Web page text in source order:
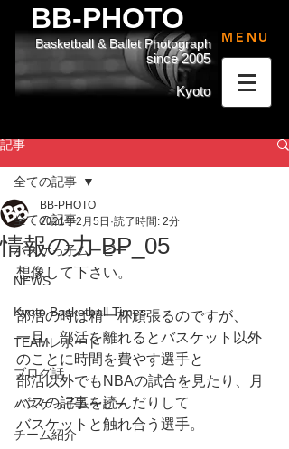
BB-PHOTO
since 2005
Basketball & Ballet Photograph
Kyoto
MENU
記事
全ての記事
バスケっ子ムービー
NEWS
Kyoto Basketball Times
TEAMレポート
ブログ話
バスケっ子ムービー
チーム紹介
全ての記事
情報の力 BP_05
BB-PHOTO
2021年2月5日 読了時間: 2分
想像して下さい。
部活の時は精一杯頑張るのですが、
一旦、部活を離れるとバスケット以外
のことに時間を費やす選手と
部活以外でもNBAの試合を見たり、月
バスの記事を読んだりして
バスケットと触れ合う選手。